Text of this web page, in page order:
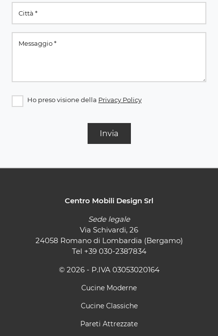
Ho preso visione della Privacy Policy
Invia
Centro Mobili Design Srl
Sede legale
Via Schivardi, 26
24058 Romano di Lombardia (Bergamo)
Tel +39 030-2387834
© 2026 - P.IVA 03053020164
Cucine Moderne
Cucine Classiche
Pareti Attrezzate